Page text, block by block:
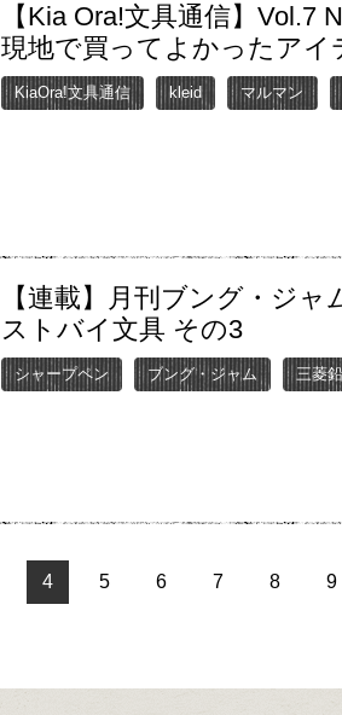
【Kia Ora!文具通信】Vol.7
現地で買ってよかったアイ
KiaOra!文具通信 kleid マルマン
【連載】月刊ブング・ジ
ストバイ文具 その3
シャープペン ブング・ジャム 三菱
4 5 6 7 8 9